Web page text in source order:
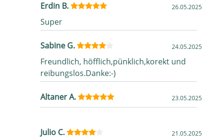
Erdin B. 26.05.2025
Super
Sabine G. 24.05.2025
Freundlich, höfflich,pünklich,korekt und
reibungslos.Danke:-)
Altaner A. 23.05.2025
Julio C. 21.05.2025